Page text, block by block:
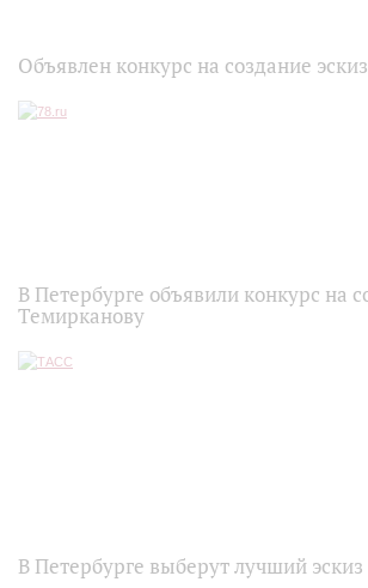
Объявлен конкурс на создание
В Петербурге объявили конкурс на
Темирканову
В Петербурге выберут лучший